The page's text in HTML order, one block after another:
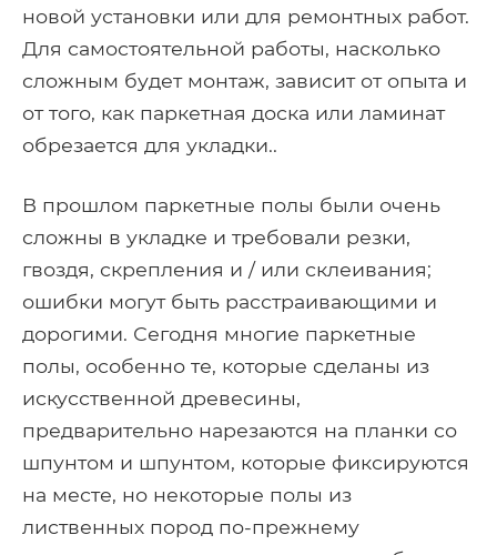
новой установки или для ремонтных работ.
Для самостоятельной работы, насколько
сложным будет монтаж, зависит от опыта и
от того, как паркетная доска или ламинат
обрезается для укладки..
В прошлом паркетные полы были очень
сложны в укладке и требовали резки,
гвоздя, скрепления и / или склеивания;
ошибки могут быть расстраивающими и
дорогими. Сегодня многие паркетные
полы, особенно те, которые сделаны из
искусственной древесины,
предварительно нарезаются на планки со
шпунтом и шпунтом, которые фиксируются
на месте, но некоторые полы из
лиственных пород по-прежнему